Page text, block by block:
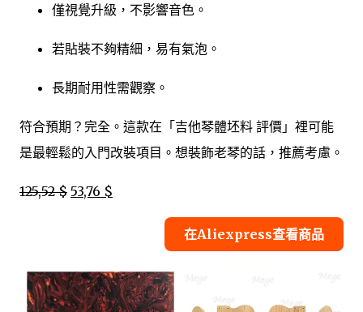
僅視覺升級，不影響音色。
若貼裝不夠精細，易有氣泡。
長期耐用性需觀察。
符合預期？完全。這款在「吉他琴體坯料 評價」裡可能
是最輕鬆的入門改裝項目。想裝飾老琴的話，推薦考慮。
125,52 $ 53,76 $
在Aliexpress查看商品